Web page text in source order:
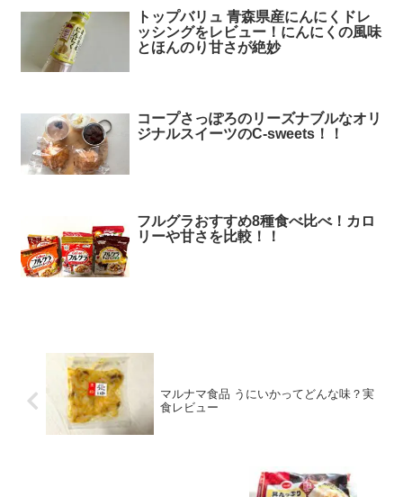
トップバリュ 青森県産にんにくドレ
ッシングをレビュー！にんにくの風味
とほんのり甘さが絶妙
コープさっぽろのリーズナブルなオリ
ジナルスイーツのC-sweets！！
フルグラおすすめ8種食べ比べ！カロ
リーや甘さを比較！！
マルナマ食品 うにいかってどんな味？実
食レビュー